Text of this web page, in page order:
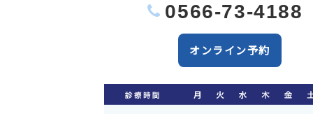
0566-73-4188
オンライン予約